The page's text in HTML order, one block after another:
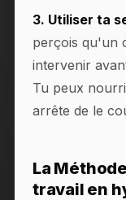
3. Utiliser ta
perçois qu'un
intervenir
Tu peux
arrête de le
La
travail en